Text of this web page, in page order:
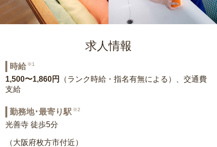
求人情報
時給 ※1
1,500〜1,860円
（ランク時給・指名有無による）、交通費
支給
勤務地･最寄り駅 ※2
光善寺 徒歩5分
（大阪府枚方市付近）